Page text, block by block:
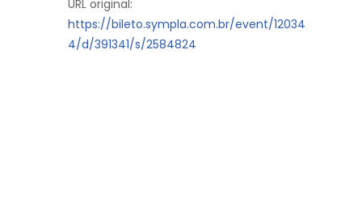
URL original:
https://bileto.sympla.com.br/event/12034
4/d/391341/s/2584824